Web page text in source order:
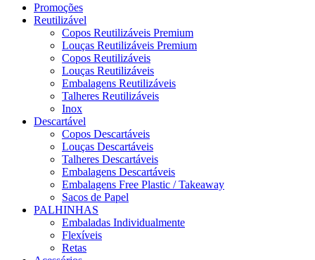
Promoções
Reutilizável
Copos Reutilizáveis Premium
Louças Reutilizáveis Premium
Copos Reutilizáveis
Louças Reutilizáveis
Embalagens Reutilizáveis
Talheres Reutilizáveis
Inox
Descartável
Copos Descartáveis
Louças Descartáveis
Talheres Descartáveis
Embalagens Descartáveis
Embalagens Free Plastic / Takeaway
Sacos de Papel
PALHINHAS
Embaladas Individualmente
Flexíveis
Retas